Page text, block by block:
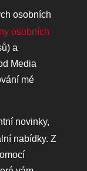
osobních
osobních
a
Media
mé
novinky,
nabídky. Z